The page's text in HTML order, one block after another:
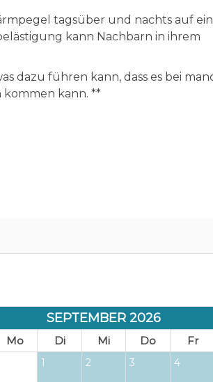
tagsüber und nachts auf
kann Nachbarn in ihrem
dazu führen kann, dass es bei
kommen kann. **
SEPTEMBER 2026
Mo Di Mi Do Fr
1 2 3 4